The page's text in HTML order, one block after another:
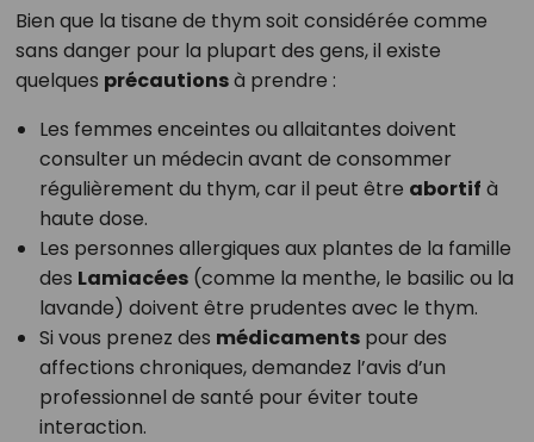
Bien que la tisane de thym soit considérée comme
sans danger pour la plupart des gens, il existe
quelques précautionsà prendre :
Les femmes enceintes ou allaitantes doivent
consulter un médecin avant de consommer
régulièrement du thym, car il peut être abortif à
haute dose.
Les personnes allergiques aux plantes de la famille
des Lamiacées(comme la menthe, le basilic ou la
lavande) doivent être prudentes avec le thym.
Si vous prenez des médicamentspour des
affections chroniques, demandez l’avis d’un
professionnel de santé pour éviter toute
interaction.